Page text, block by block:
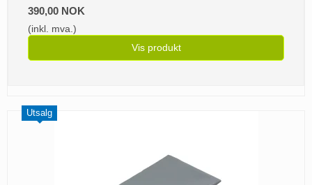
390,00 NOK
(inkl. mva.)
Vis produkt
Utsalg